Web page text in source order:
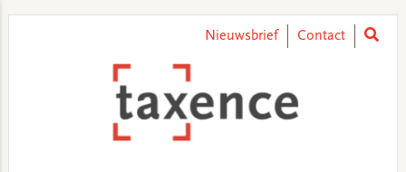
Nieuwsbrief Contact